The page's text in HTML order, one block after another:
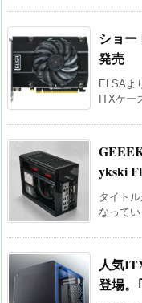
ショー
発売
ELSAよ
ITXケー
ykski
タイト
なって
人気
登場。